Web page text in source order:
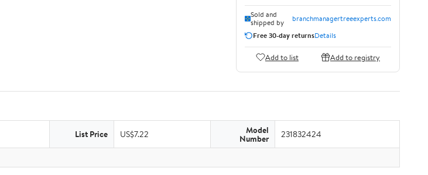
Sold and
shipped by
branchmanagertreeexperts.com
Free 30-day returnsDetails
Add to list Add to registry
List Price US$7.22 Model
Number 231832424